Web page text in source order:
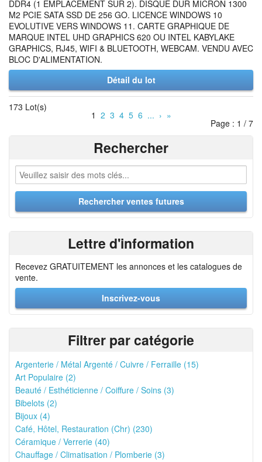
DDR4 (1 EMPLACEMENT SUR 2). DISQUE DUR MICRON 1300
M2 PCIE SATA SSD DE 256 GO. LICENCE WINDOWS 10
EVOLUTIVE VERS WINDOWS 11. CARTE GRAPHIQUE DE
MARQUE INTEL UHD GRAPHICS 620 OU INTEL KABYLAKE
GRAPHICS, RJ45, WIFI & BLUETOOTH, WEBCAM. VENDU AVEC
BLOC D'ALIMENTATION.
Détail du lot
173 Lot(s)
1 2 3 4 5 6 ... › »
Page : 1 / 7
Rechercher
Lettre d'information
Recevez GRATUITEMENT les annonces et les catalogues de
vente.
Inscrivez-vous
Filtrer par catégorie
Argenterie / Métal Argenté / Cuivre / Ferraille (15)
Art Populaire (2)
Beauté / Esthéticienne / Coiffure / Soins (3)
Bibelots (2)
Bijoux (4)
Café, Hôtel, Restauration (Chr) (230)
Céramique / Verrerie (40)
Chauffage / Climatisation / Plomberie (3)